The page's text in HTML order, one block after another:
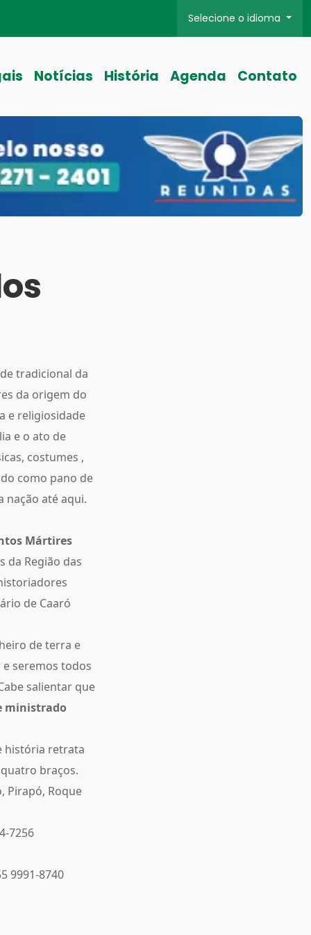
Selecione o idioma
Notícias História Agenda Contato
tradicional da
da origem do
e religiosidade
e o ato de
costumes ,
como pano de
nação até aqui.
Mártires
da Região das
de Caaró
de terra e
seremos todos
salientar que
ministrado
história retrata
braços.
Pirapó, Roque
7256
9991-8740